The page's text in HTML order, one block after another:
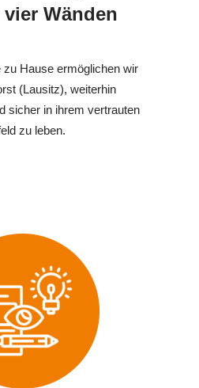
Wänden
zu Hause ermöglichen wir
(Lausitz), weiterhin
sicher in ihrem vertrauten
zu leben.